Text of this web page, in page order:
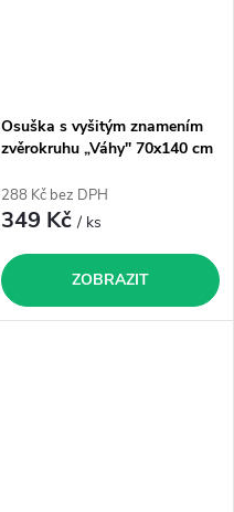
Osuška s vyšitým znamením
zvěrokruhu „Váhy" 70x140 cm
288 Kč bez DPH
349 Kč/ ks
ZOBRAZIT